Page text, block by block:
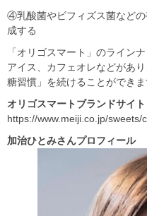
④乳酸菌やビフィズス菌など
成する
「オリゴスマート」のライン
アイス、カフェオレなどがあ
糖習慣」を続けることができま
オリゴスマートブランドサイト
https://www.meiji.co.jp/
加治ひとみさんプロフィール